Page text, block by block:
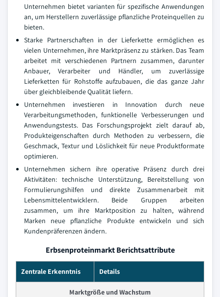
Unternehmen bietet varianten für spezifische Anwendungen
an, um Herstellern zuverlässige pflanzliche Proteinquellen zu
bieten.
Starke Partnerschaften in der Lieferkette ermöglichen es
vielen Unternehmen, ihre Marktpräsenz zu stärken. Das Team
arbeitet mit verschiedenen Partnern zusammen, darunter
Anbauer, Verarbeiter und Händler, um zuverlässige
Lieferketten für Rohstoffe aufzubauen, die das ganze Jahr
über gleichbleibende Qualität liefern.
Unternehmen investieren in Innovation durch neue
Verarbeitungsmethoden, funktionelle Verbesserungen und
Anwendungstests. Das Forschungsprojekt zielt darauf ab,
Produkteigenschaften durch Methoden zu verbessern, die
Geschmack, Textur und Löslichkeit für neue Produktformate
optimieren.
Unternehmen sichern ihre operative Präsenz durch drei
Aktivitäten: technische Unterstützung, Bereitstellung von
Formulierungshilfen und direkte Zusammenarbeit mit
Lebensmittelentwicklern. Beide Gruppen arbeiten
zusammen, um ihre Marktposition zu halten, während
Marken neue pflanzliche Produkte entwickeln und sich
Kundenpräferenzen ändern.
Erbsenproteinmarkt Berichtsattribute
Zentrale Erkenntnis Details
Marktgröße und Wachstum